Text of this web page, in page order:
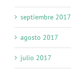
septiembre 2017
agosto 2017
julio 2017